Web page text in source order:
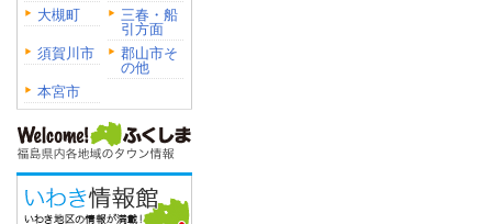
大槻町
三春・船
引方面
須賀川市
郡山市そ
の他
本宮市